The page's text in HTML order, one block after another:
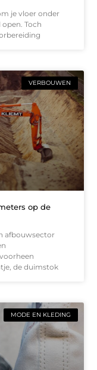
je vloer onder
Toch
VERBOUWEN
op de
afbouwsector
de duimstok
MODE EN KLEDING